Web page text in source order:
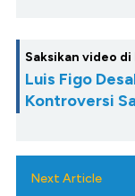
Saksikan video di
Luis Figo
Kontroversi
Next Article